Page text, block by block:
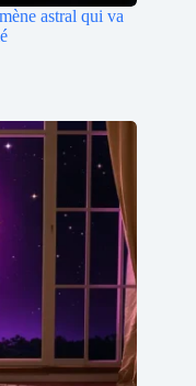
astral qui va